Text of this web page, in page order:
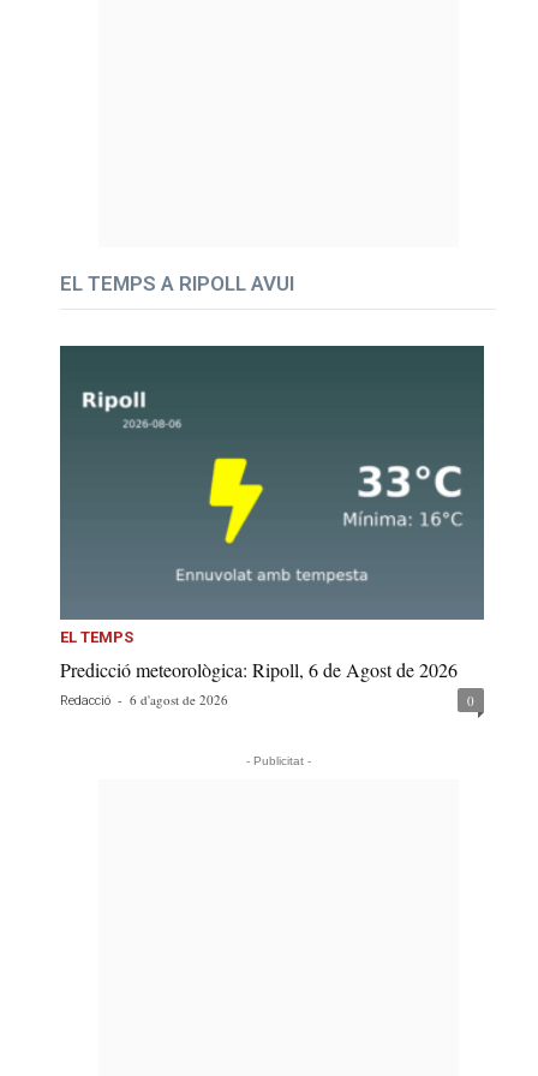
EL TEMPS A RIPOLL AVUI
EL TEMPS
Predicció meteorològica: Ripoll, 6 de Agost de 2026
Redacció - 6 d'agost de 2026 0
- Publicitat -